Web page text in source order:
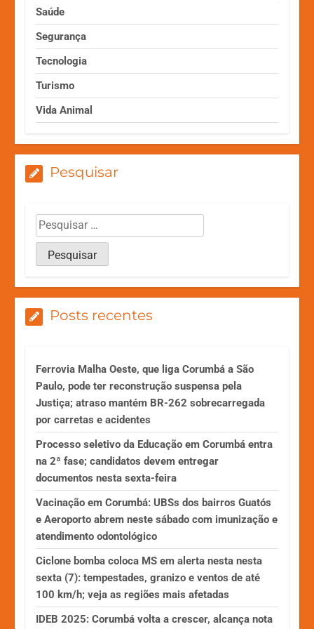
Saúde
Segurança
Tecnologia
Turismo
Vida Animal
Pesquisar
Posts recentes
Ferrovia Malha Oeste, que liga Corumbá a São
Paulo, pode ter reconstrução suspensa pela
Justiça; atraso mantém BR-262 sobrecarregada
por carretas e acidentes
Processo seletivo da Educação em Corumbá entra
na 2ª fase; candidatos devem entregar
documentos nesta sexta-feira
Vacinação em Corumbá: UBSs dos bairros Guatós
e Aeroporto abrem neste sábado com imunização e
atendimento odontológico
Ciclone bomba coloca MS em alerta nesta nesta
sexta (7): tempestades, granizo e ventos de até
100 km/h; veja as regiões mais afetadas
IDEB 2025: Corumbá volta a crescer, alcança nota